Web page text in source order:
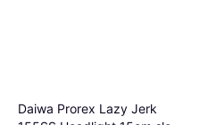
Daiwa Prorex Lazy Jerk